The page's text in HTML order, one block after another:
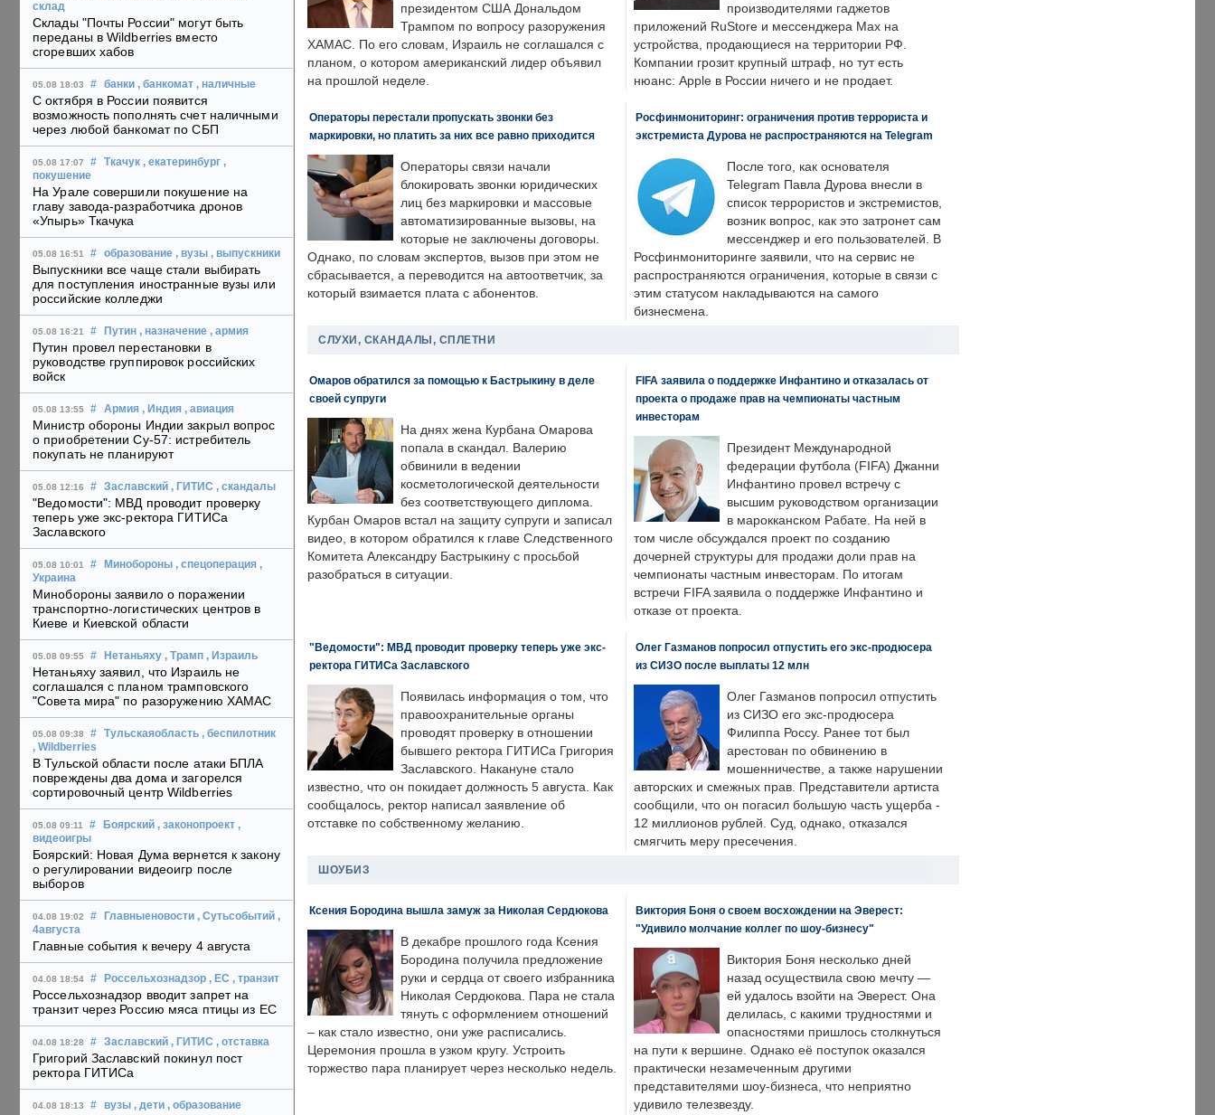
склад
Склады "Почты России" могут быть
переданы в Wildberries вместо
сгоревших хабов
05.08 18:03 # банки , банкомат , наличные
С октября в России появится
возможность пополнять счет наличными
через любой банкомат по СБП
05.08 17:07 # Ткачук , екатеринбург ,
покушение
На Урале совершили покушение на
главу завода-разработчика дронов
«Упырь» Ткачука
05.08 16:51 # образование , вузы , выпускники
Выпускники все чаще стали выбирать
для поступления иностранные вузы или
российские колледжи
05.08 16:21 # Путин , назначение , армия
Путин провел перестановки в
руководстве группировок российских
войск
05.08 13:55 # Армия , Индия , авиация
Министр обороны Индии закрыл вопрос
о приобретении Су-57: истребитель
покупать не планируют
05.08 12:16 # Заславский , ГИТИС , скандалы
"Ведомости": МВД проводит проверку
теперь уже экс-ректора ГИТИСа
Заславского
05.08 10:01 # Минобороны , спецоперация ,
Украина
Минобороны заявило о поражении
транспортно-логистических центров в
Киеве и Киевской области
05.08 09:55 # Нетаньяху , Трамп , Израиль
Нетаньяху заявил, что Израиль не
соглашался с планом трамповского
"Совета мира" по разоружению ХАМАС
05.08 09:38 # Тульскаяобласть , беспилотник
, Wildberries
В Тульской области после атаки БПЛА
повреждены два дома и загорелся
сортировочный центр Wildberries
05.08 09:11 # Боярский , законопроект ,
видеоигры
Боярский: Новая Дума вернется к закону
о регулировании видеоигр после
выборов
04.08 19:02 # Главныеновости , Сутьсобытий ,
4августа
Главные события к вечеру 4 августа
04.08 18:54 # Россельхознадзор , ЕС , транзит
Россельхознадзор вводит запрет на
транзит через Россию мяса птицы из ЕС
04.08 18:28 # Заславский , ГИТИС , отставка
Григорий Заславский покинул пост
ректора ГИТИСа
04.08 18:13 # вузы , дети , образование
президентом США Дональдом
Трампом по вопросу разоружения
ХАМАС. По его словам, Израиль не соглашался с
планом, о котором американский лидер объявил
на прошлой неделе.
производителями гаджетов
приложений RuStore и мессенджера Max на
устройства, продающиеся на территории РФ.
Компании грозит крупный штраф, но тут есть
нюанс: Apple в России ничего и не продает.
Операторы перестали пропускать звонки без
маркировки, но платить за них все равно приходится
Операторы связи начали
блокировать звонки юридических
лиц без маркировки и массовые
автоматизированные вызовы, на
которые не заключены договоры.
Однако, по словам экспертов, вызов при этом не
сбрасывается, а переводится на автоответчик, за
который взимается плата с абонентов.
Росфинмониторинг: ограничения против террориста и
экстремиста Дурова не распространяются на Telegram
После того, как основателя
Telegram Павла Дурова внесли в
список террористов и экстремистов,
возник вопрос, как это затронет сам
мессенджер и его пользователей. В
Росфинмониторинге заявили, что на сервис не
распространяются ограничения, которые в связи с
этим статусом накладываются на самого
бизнесмена.
СЛУХИ, СКАНДАЛЫ, СПЛЕТНИ
Омаров обратился за помощью к Бастрыкину в деле
своей супруги
На днях жена Курбана Омарова
попала в скандал. Валерию
обвинили в ведении
косметологической деятельности
без соответствующего диплома.
Курбан Омаров встал на защиту супруги и записал
видео, в котором обратился к главе Следственного
Комитета Александру Бастрыкину с просьбой
разобраться в ситуации.
FIFA заявила о поддержке Инфантино и отказалась от
проекта о продаже прав на чемпионаты частным
инвесторам
Президент Международной
федерации футбола (FIFA) Джанни
Инфантино провел встречу с
высшим руководством организации
в марокканском Рабате. На ней в
том числе обсуждался проект по созданию
дочерней структуры для продажи доли прав на
чемпионаты частным инвесторам. По итогам
встречи FIFA заявила о поддержке Инфантино и
отказе от проекта.
"Ведомости": МВД проводит проверку теперь уже экс-
ректора ГИТИСа Заславского
Появилась информация о том, что
правоохранительные органы
проводят проверку в отношении
бывшего ректора ГИТИСа Григория
Заславского. Накануне стало
известно, что он покидает должность 5 августа. Как
сообщалось, ректор написал заявление об
отставке по собственному желанию.
Олег Газманов попросил отпустить его экс-продюсера
из СИЗО после выплаты 12 млн
Олег Газманов попросил отпустить
из СИЗО его экс-продюсера
Филиппа Россу. Ранее тот был
арестован по обвинению в
мошенничестве, а также нарушении
авторских и смежных прав. Представители артиста
сообщили, что он погасил большую часть ущерба -
12 миллионов рублей. Суд, однако, отказался
смягчить меру пресечения.
ШОУБИЗ
Ксения Бородина вышла замуж за Николая Сердюкова
В декабре прошлого года Ксения
Бородина получила предложение
руки и сердца от своего избранника
Николая Сердюкова. Пара не стала
тянуть с оформлением отношений
– как стало известно, они уже расписались.
Церемония прошла в узком кругу. Устроить
торжество пара планирует через несколько недель.
Виктория Боня о своем восхождении на Эверест:
"Удивило молчание коллег по шоу-бизнесу"
Виктория Боня несколько дней
назад осуществила свою мечту —
ей удалось взойти на Эверест. Она
делилась, с какими трудностями и
опасностями пришлось столкнуться
на пути к вершине. Однако её поступок оказался
практически незамеченным другими
представителями шоу-бизнеса, что неприятно
удивило телезвезду.